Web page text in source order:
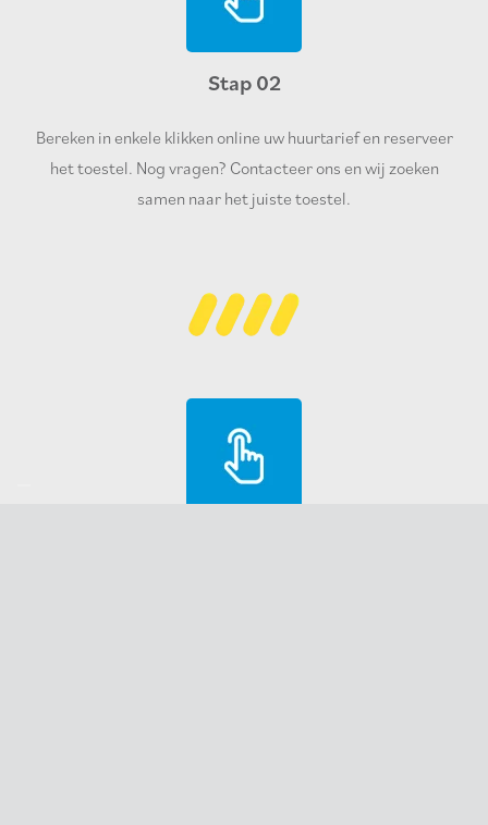
Stap 02
Bereken in enkele klikken online uw huurtarief en reserveer
het toestel. Nog vragen? Contacteer ons en wij zoeken
samen naar het juiste toestel.